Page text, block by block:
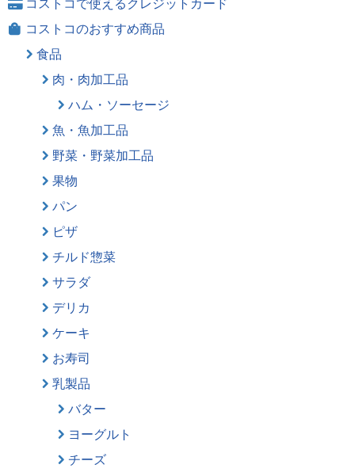
コストコで使えるクレジットカード
コストコのおすすめ商品
食品
肉・肉加工品
ハム・ソーセージ
魚・魚加工品
野菜・野菜加工品
果物
パン
ピザ
チルド惣菜
サラダ
デリカ
ケーキ
お寿司
乳製品
バター
ヨーグルト
チーズ